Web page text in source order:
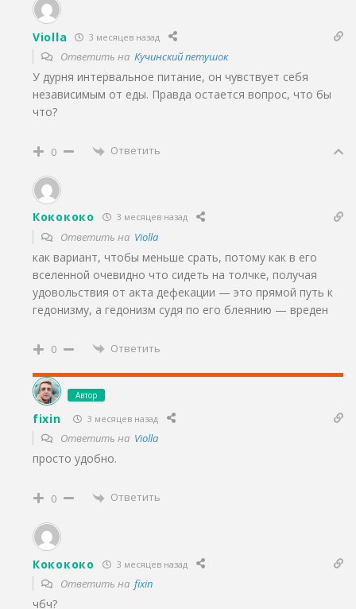
Violla 3 месяцев назад
Ответить на Кучинский петушок
У дурня интервальное питание, он чувствует себя
независимым от еды. Правда остается вопрос, что бы
что?
0 Ответить
Кокококо 3 месяцев назад
Ответить на Violla
как вариант, чтобы меньше срать, потому как в его
вселенной очевидно что сидеть на толчке, получая
удовольствия от акта дефекации — это прямой путь к
гедонизму, а гедонизм судя по его блеянию — вреден
0 Ответить
Автор
fixin 3 месяцев назад
Ответить на Violla
просто удобно.
0 Ответить
Кокококо 3 месяцев назад
Ответить на fixin
чбч?